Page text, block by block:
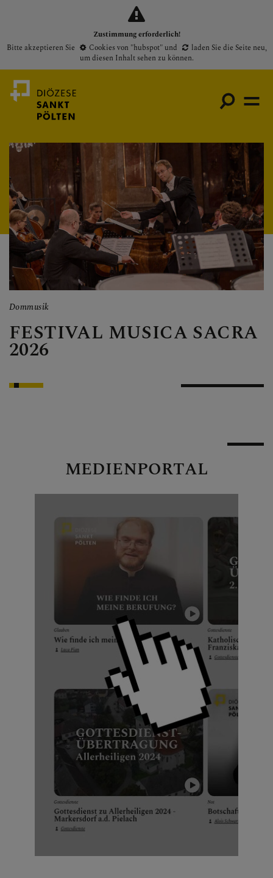
Zustimmung erforderlich!
Bitte akzeptieren Sie
Cookies von "hubspot"und laden Sie die Seite neu,
um diesen Inhalt sehen zu können.
Medienportal
Bischof
Gottesdienste
Pfarren
Presse
Personen
Veranstaltungen
Pfarrservice
ERLEBEN
BEGEGNEN
Dommusik
FESTIVAL MUSICA SACRA
2026
MEDIENPORTAL